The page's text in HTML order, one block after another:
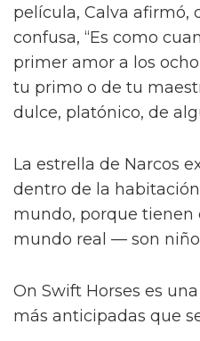
película, Calva afirmó,
confusa, “Es como
primer amor a los
tu primo o de tu
dulce, platónico, de
La estrella de Narcos
dentro de la
mundo, porque tienen
mundo real — son
On Swift Horses es
más anticipadas que